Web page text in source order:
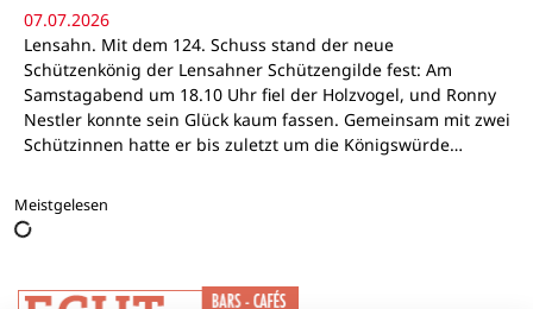
07.07.2026
Lensahn. Mit dem 124. Schuss stand der neue
Schützenkönig der Lensahner Schützengilde fest: Am
Samstagabend um 18.10 Uhr fiel der Holzvogel, und Ronny
Nestler konnte sein Glück kaum fassen. Gemeinsam mit zwei
Schützinnen hatte er bis zuletzt um die Königswürde…
Meistgelesen